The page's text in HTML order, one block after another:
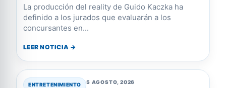
La producción del reality de Guido Kaczka ha
definido a los jurados que evaluarán a los
concursantes en...
LEER NOTICIA →
ENTRETENIMIENTO 5 AGOSTO, 2026